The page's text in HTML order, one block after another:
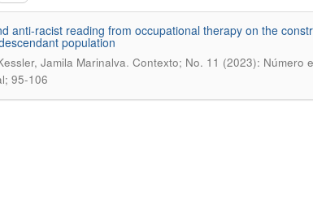
anti-racist reading from occupational therapy on the
population
Jamila Marinalva. Contexto; No. 11 (2023): Número
95-106